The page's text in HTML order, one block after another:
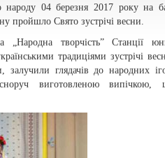
народу 04 березня 2017 року на
пройшло Свято зустрічі весни.
„Народна творчість” Станції
традиціями зустрічі
залучили глядачів до народних
виготовленою випічкою,